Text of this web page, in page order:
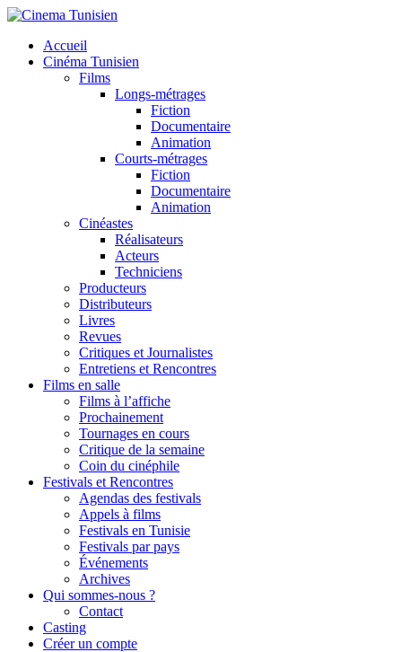
Accueil
Cinéma Tunisien
Films
Longs-métrages
Fiction
Documentaire
Animation
Courts-métrages
Fiction
Documentaire
Animation
Cinéastes
Réalisateurs
Acteurs
Techniciens
Producteurs
Distributeurs
Livres
Revues
Critiques et Journalistes
Entretiens et Rencontres
Films en salle
Films à l’affiche
Prochainement
Tournages en cours
Critique de la semaine
Coin du cinéphile
Festivals et Rencontres
Agendas des festivals
Appels à films
Festivals en Tunisie
Festivals par pays
Événements
Archives
Qui sommes-nous ?
Contact
Casting
Créer un compte